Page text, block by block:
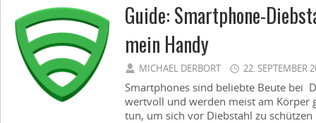
Guide: Smartphone-
mein Handy
MICHAEL DERBORT 22. SEPTEMBER
Smartphones sind beliebte Beute bei
wertvoll und werden meist am Körper
tun, um sich vor Diebstahl zu schützen